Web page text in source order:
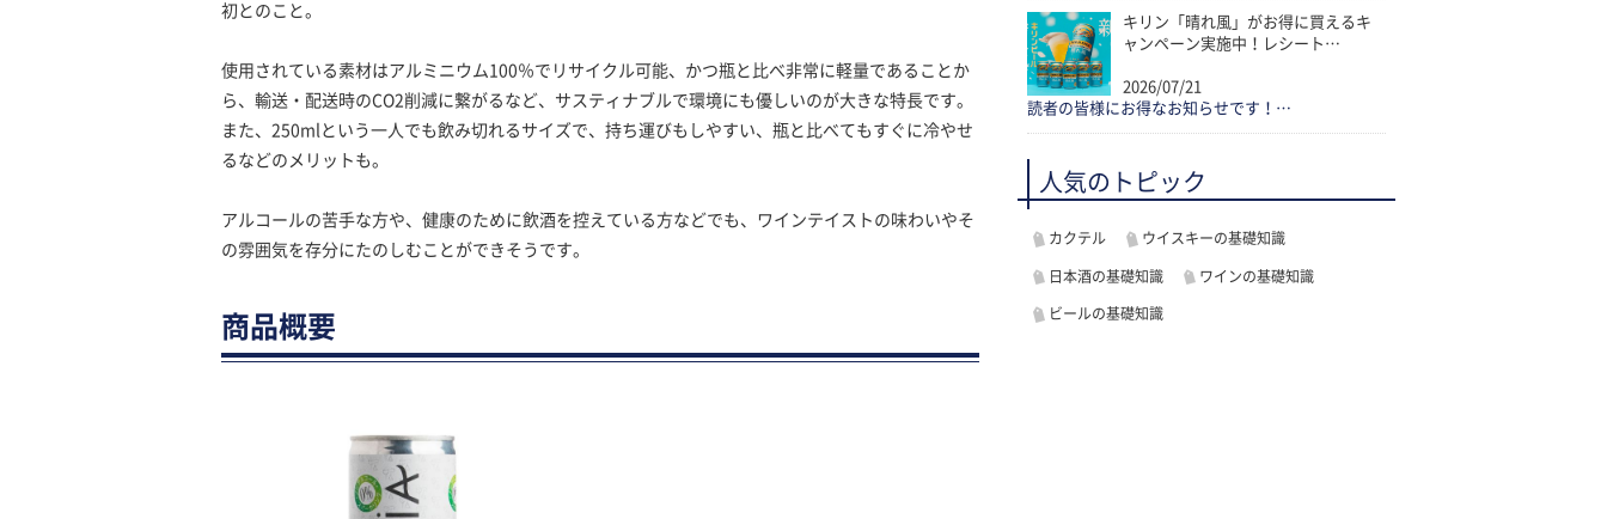
初とのこと。
使用されている素材はアルミニウム100％でリサイクル可能、かつ瓶と比べ非常に軽量であることか
ら、輸送・配送時のCO2削減に繋がるなど、サスティナブルで環境にも優しいのが大きな特長です。
また、250mlという一人でも飲み切れるサイズで、持ち運びもしやすい、瓶と比べてもすぐに冷やせ
るなどのメリットも。
アルコールの苦手な方や、健康のために飲酒を控えている方などでも、ワインテイストの味わいやそ
の雰囲気を存分にたのしむことができそうです。
商品概要
キリン「晴れ風」がお得に買えるキ
ャンペーン実施中！レシート…
2026/07/21
読者の皆様にお得なお知らせです！…
人気のトピック
カクテル ウイスキーの基礎知識
日本酒の基礎知識 ワインの基礎知識
ビールの基礎知識